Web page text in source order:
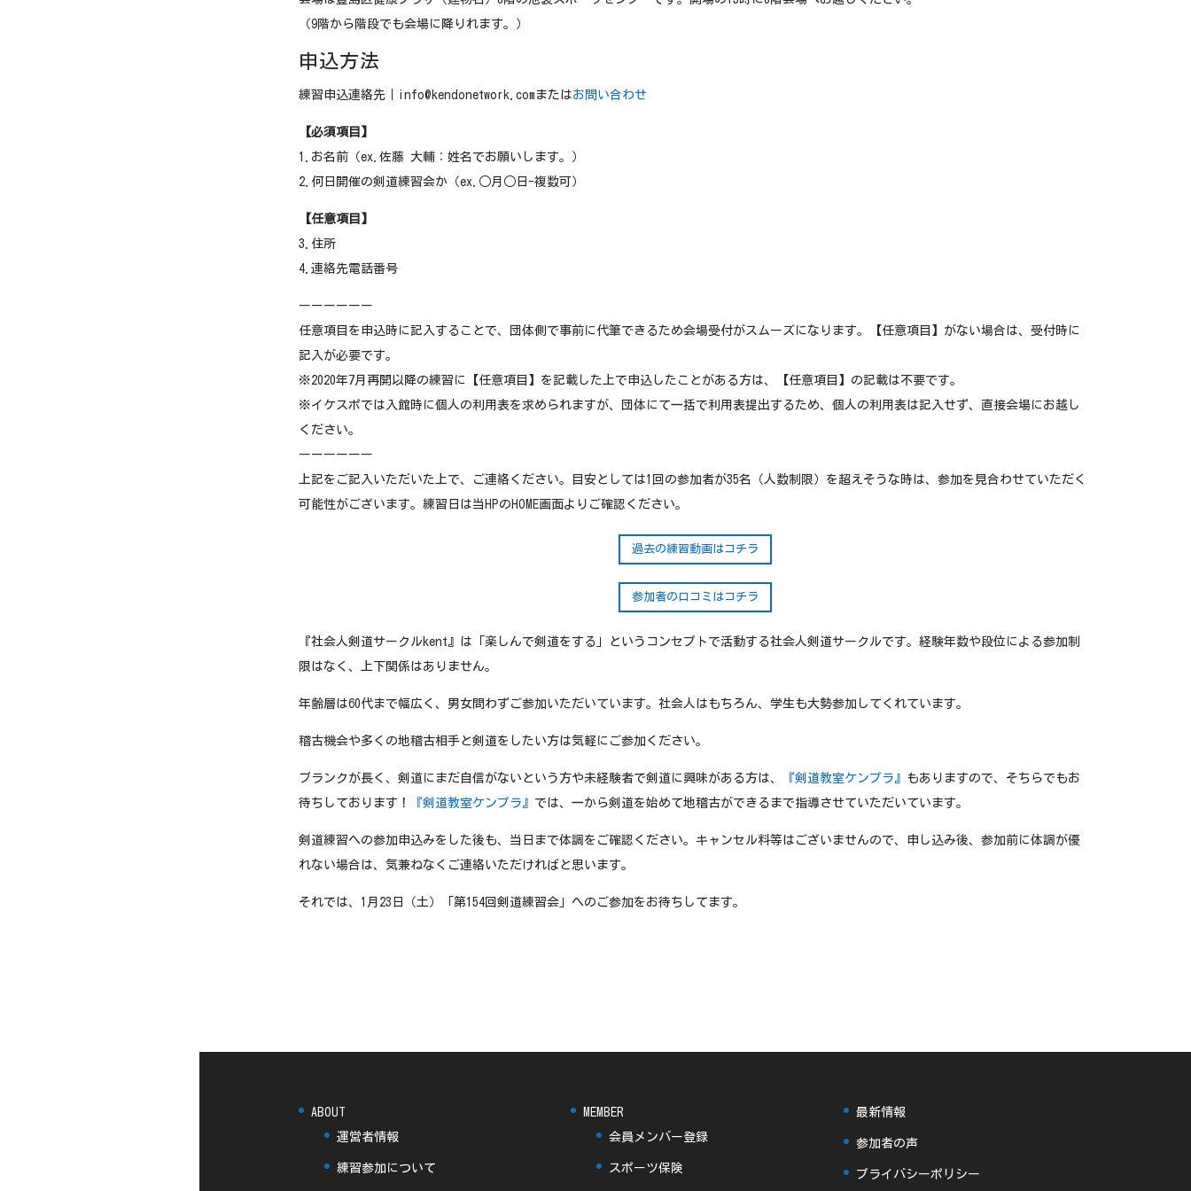
（9階から階段でも会場に降りれます。）
申込方法
練習申込連絡先｜info@kendonetwork.comまたはお問い合わせ
【必須項目】
1.お名前（ex.佐藤 大輔：姓名でお願いします。）
2.何日開催の剣道練習会か（ex.○月○日-複数可）
【任意項目】
3.住所
4.連絡先電話番号
ーーーーーー
任意項目を申込時に記入することで、団体側で事前に代筆できるため会場受付がスムーズになります。【任意項目】がない場合は、受付時に
記入が必要です。
※2020年7月再開以降の練習に【任意項目】を記載した上で申込したことがある方は、【任意項目】の記載は不要です。
※イケスポでは入館時に個人の利用表を求められますが、団体にて一括で利用表提出するため、個人の利用表は記入せず、直接会場にお越し
ください。
ーーーーーー
上記をご記入いただいた上で、ご連絡ください。目安としては1回の参加者が35名（人数制限）を超えそうな時は、参加を見合わせていただく
可能性がございます。練習日は当HPのHOME画面よりご確認ください。
過去の練習動画はコチラ
参加者の口コミはコチラ
『社会人剣道サークルkent』は「楽しんで剣道をする」というコンセプトで活動する社会人剣道サークルです。経験年数や段位による参加制
限はなく、上下関係はありません。
年齢層は60代まで幅広く、男女問わずご参加いただいています。社会人はもちろん、学生も大勢参加してくれています。
稽古機会や多くの地稽古相手と剣道をしたい方は気軽にご参加ください。
ブランクが長く、剣道にまだ自信がないという方や未経験者で剣道に興味がある方は、 『剣道教室ケンプラ』
もありますので、そちらでもお
待ちしております！
『剣道教室ケンプラ』 では、一から剣道を始めて地稽古ができるまで指導させていただいています。
剣道練習への参加申込みをした後も、当日まで体調をご確認ください。キャンセル料等はございませんので、申し込み後、参加前に体調が優
れない場合は、気兼ねなくご連絡いただければと思います。
それでは、1月23日（土）「第154回剣道練習会」へのご参加をお待ちしてます。
ABOUT
運営者情報
練習参加について
MEMBER
会員メンバー登録
スポーツ保険
最新情報
参加者の声
プライバシーポリシー